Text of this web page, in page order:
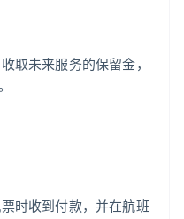
取未来服务的保留金，
时收到付款，并在航班